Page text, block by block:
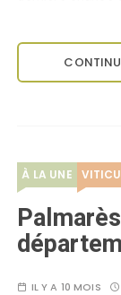
À LA UNE
IL Y A 10 MOIS